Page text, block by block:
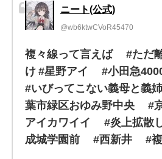
ニート(公式)
@wb6ktwCVoR45470
複々線って言えば #ただ
け #星野アイ #小田急
#いびってこない義母と義
葉市緑区おゆみ野中央 #
アイカワイイ #炎上拡散
成城学園前 #西新井 #複